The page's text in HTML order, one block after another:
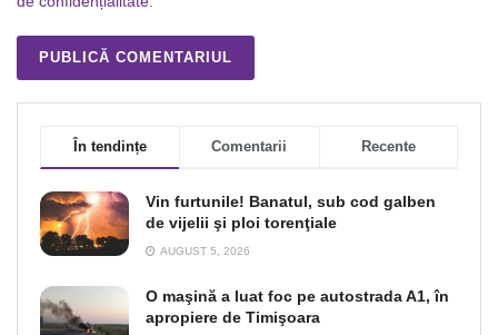
În tendințe Comentarii Recente
Vin furtunile! Banatul, sub cod galben
de vijelii şi ploi torenţiale
AUGUST 5, 2026
O maşină a luat foc pe autostrada A1, în
apropiere de Timişoara